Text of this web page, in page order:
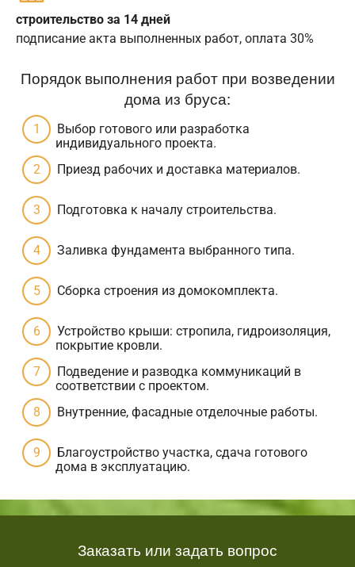
строительство за 14 дней
подписание акта выполненных работ, оплата 30%
Порядок выполнения работ при возведении
дома из бруса:
Выбор готового или разработка
индивидуального проекта.
Приезд рабочих и доставка материалов.
Подготовка к началу строительства.
Заливка фундамента выбранного типа.
Сборка строения из домокомплекта.
Устройство крыши: стропила, гидроизоляция,
покрытие кровли.
Подведение и разводка коммуникаций в
соответствии с проектом.
Внутренние, фасадные отделочные работы.
Благоустройство участка, сдача готового
дома в эксплуатацию.
Заказать или задать вопрос